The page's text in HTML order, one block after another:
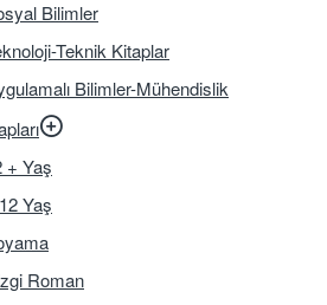
Bilimler
Teknik Kitaplar
Bilimler-Mühendislik
+ Yaş
Yaş
Roman